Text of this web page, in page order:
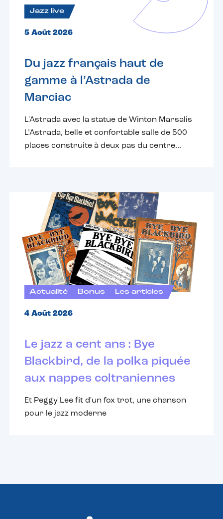
Jazz live
5 Août 2026
Du jazz français haut de
gamme à l’Astrada de
Marciac
L'Astrada avec la statue de Winton Marsalis
L’Astrada, belle et confortable salle de 500
places construite à deux pas du centre...
Actualité Bonus Les articles
4 Août 2026
Le jazz a cent ans : Bye
Blackbird, de la polka piquée
aux nappes coltraniennes
Et Peggy Lee fit d'un fox trot, une chanson
pour le jazz moderne